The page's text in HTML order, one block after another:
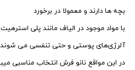
بچه ها دارند و معمولا در برخورد
با مواد موجود در الیاف مانند پلی استرهیت
آلرژی‌های پوستی و حتی تنفسی می‌
در این مواقع نانو فرش انتخاب مناسبی